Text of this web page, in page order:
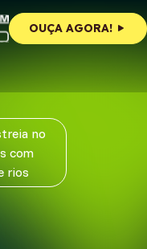
OUÇA AGORA!
no
com
rios